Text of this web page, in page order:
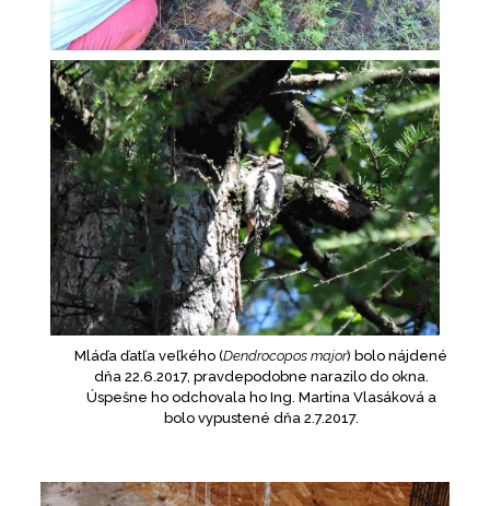
Mláďa ďatľa veľkého (Dendrocopos major) bolo nájdené
dňa 22.6.2017, pravdepodobne narazilo do okna.
Úspešne ho odchovala ho Ing. Martina Vlasáková a
bolo vypustené dňa 2.7.2017.